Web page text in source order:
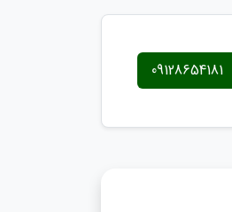
09128654181